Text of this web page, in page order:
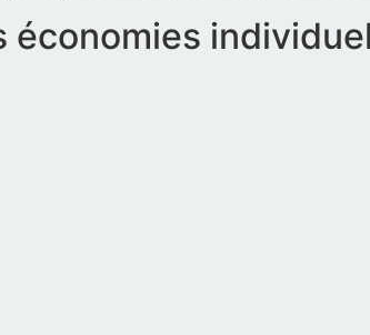
économies